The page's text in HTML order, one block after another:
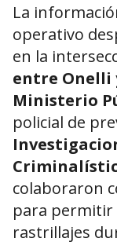
La
operativo
en la
entre Onelli
Ministerio
policial de
colaboraron
para permitir
rastrillajes